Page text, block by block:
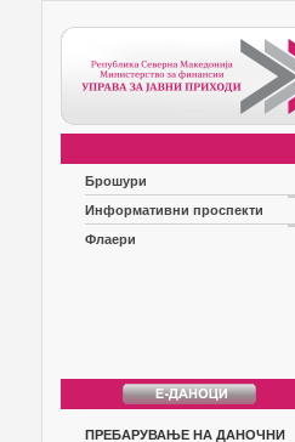
Брошури
Информативни проспекти
Флаери
ПРЕБАРУВАЊЕ НА ДАНОЧНИ